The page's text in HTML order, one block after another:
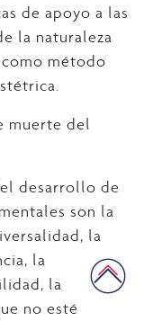
de apoyo a las
la naturaleza
método
muerte del
desarrollo de
son la
la
la
la
no esté